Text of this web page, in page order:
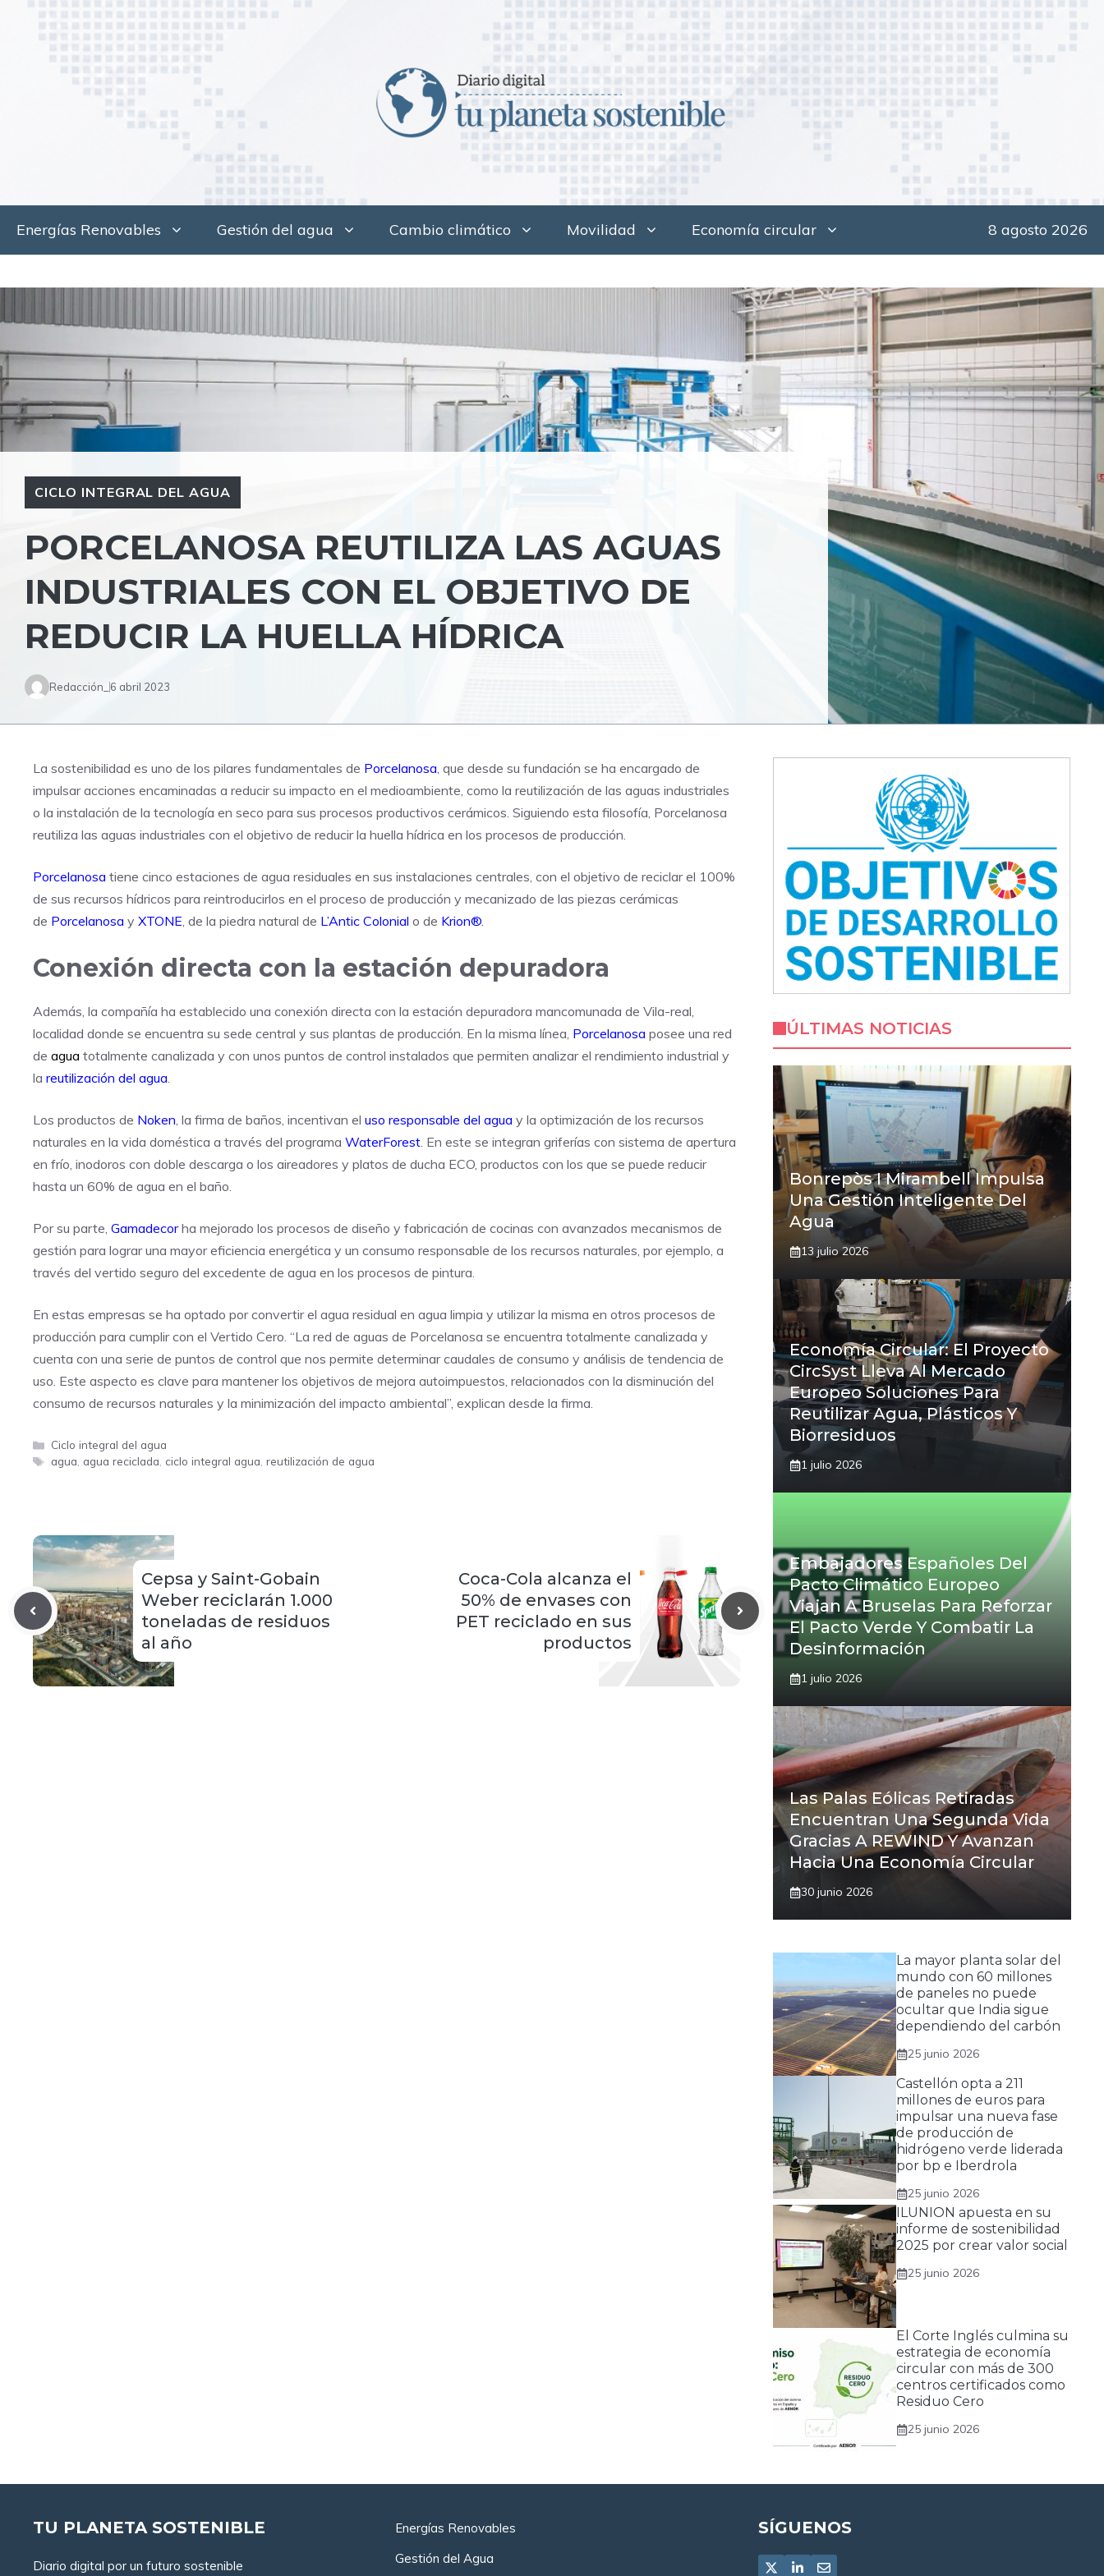
contenido
Energías Renovables Gestión del agua Cambio climático Movilidad Economía circular 8 agosto 2026
CICLO INTEGRAL DEL AGUA
PORCELANOSA REUTILIZA LAS AGUAS
INDUSTRIALES CON EL OBJETIVO DE
REDUCIR LA HUELLA HÍDRICA
Redacción_ 6 abril 2023
La sostenibilidad es uno de los pilares fundamentales de Porcelanosa, que desde su fundación se ha encargado de
impulsar acciones encaminadas a reducir su impacto en el medioambiente, como la reutilización de las aguas industriales
o la instalación de la tecnología en seco para sus procesos productivos cerámicos. Siguiendo esta filosofía, Porcelanosa
reutiliza las aguas industriales con el objetivo de reducir la huella hídrica en los procesos de producción.
Porcelanosa tiene cinco estaciones de agua residuales en sus instalaciones centrales, con el objetivo de reciclar el 100%
de sus recursos hídricos para reintroducirlos en el proceso de producción y mecanizado de las piezas cerámicas
de Porcelanosa y XTONE, de la piedra natural de L’Antic Colonial o de Krion®.
Conexión directa con la estación depuradora
Además, la compañía ha establecido una conexión directa con la estación depuradora mancomunada de Vila-real,
localidad donde se encuentra su sede central y sus plantas de producción. En la misma línea, Porcelanosa posee una red
de agua totalmente canalizada y con unos puntos de control instalados que permiten analizar el rendimiento industrial y
la reutilización del agua.
Los productos de Noken, la firma de baños, incentivan el uso responsable del agua y la optimización de los recursos
naturales en la vida doméstica a través del programa WaterForest. En este se integran griferías con sistema de apertura
en frío, inodoros con doble descarga o los aireadores y platos de ducha ECO, productos con los que se puede reducir
hasta un 60% de agua en el baño.
Por su parte, Gamadecorha mejorado los procesos de diseño y fabricación de cocinas con avanzados mecanismos de
gestión para lograr una mayor eficiencia energética y un consumo responsable de los recursos naturales, por ejemplo, a
través del vertido seguro del excedente de agua en los procesos de pintura.
En estas empresas se ha optado por convertir el agua residual en agua limpia y utilizar la misma en otros procesos de
producción para cumplir con el Vertido Cero. “La red de aguas de Porcelanosa se encuentra totalmente canalizada y
cuenta con una serie de puntos de control que nos permite determinar caudales de consumo y análisis de tendencia de
uso. Este aspecto es clave para mantener los objetivos de mejora autoimpuestos, relacionados con la disminución del
consumo de recursos naturales y la minimización del impacto ambiental”, explican desde la firma.
Categorías
Ciclo integral del agua
Etiquetas
agua, agua reciclada, ciclo integral agua, reutilización de agua
Cepsa y Saint-Gobain
Weber reciclarán 1.000
toneladas de residuos
al año
Coca-Cola alcanza el
50% de envases con
PET reciclado en sus
productos
ÚLTIMAS NOTICIAS
Bonrepòs I Mirambell Impulsa
Una Gestión Inteligente Del
Agua
13 julio 2026
Economía Circular: El Proyecto
CircSyst Lleva Al Mercado
Europeo Soluciones Para
Reutilizar Agua, Plásticos Y
Biorresiduos
1 julio 2026
Embajadores Españoles Del
Pacto Climático Europeo
Viajan A Bruselas Para Reforzar
El Pacto Verde Y Combatir La
Desinformación
1 julio 2026
Las Palas Eólicas Retiradas
Encuentran Una Segunda Vida
Gracias A REWIND Y Avanzan
Hacia Una Economía Circular
30 junio 2026
La mayor planta solar del
mundo con 60 millones
de paneles no puede
ocultar que India sigue
dependiendo del carbón
25 junio 2026
Castellón opta a 211
millones de euros para
impulsar una nueva fase
de producción de
hidrógeno verde liderada
por bp e Iberdrola
25 junio 2026
ILUNION apuesta en su
informe de sostenibilidad
2025 por crear valor social
25 junio 2026
El Corte Inglés culmina su
estrategia de economía
circular con más de 300
centros certificados como
Residuo Cero
25 junio 2026
TU PLANETA SOSTENIBLE
Diario digital por un futuro sostenible
Energías Renovables
Gestión del Agua
SÍGUENOS